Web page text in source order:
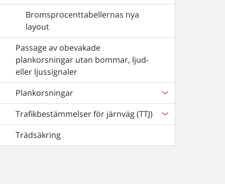
Bromsprocenttabellernas nya
layout
Passage av obevakade
plankorsningar utan bommar, ljud-
eller ljussignaler
Plankorsningar
Trafikbestämmelser för järnväg (TTJ)
Trädsäkring